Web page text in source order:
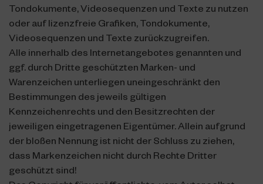
Tondokumente, Videosequenzen und Texte zu nutzen
oder auf lizenzfreie Grafiken, Tondokumente,
Videosequenzen und Texte zurückzugreifen.
Alle innerhalb des Internetangebotes genannten und
ggf. durch Dritte geschützten Marken- und
Warenzeichen unterliegen uneingeschränkt den
Bestimmungen des jeweils gültigen
Kennzeichenrechts und den Besitzrechten der
jeweiligen eingetragenen Eigentümer. Allein aufgrund
der bloßen Nennung ist nicht der Schluss zu ziehen,
dass Markenzeichen nicht durch Rechte Dritter
geschützt sind!